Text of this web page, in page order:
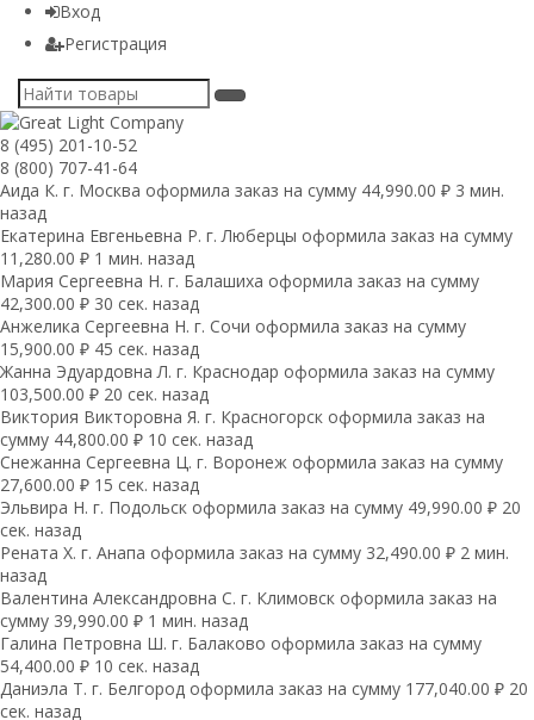
Вход
Регистрация
8 (495) 201-10-52
8 (800) 707-41-64
Аида К. г. Москва оформила заказ на сумму 44,990.00 ₽ 3 мин.
назад
Екатерина Евгеньевна Р. г. Люберцы оформила заказ на сумму
11,280.00 ₽ 1 мин. назад
Мария Сергеевна H. г. Балашиха оформила заказ на сумму
42,300.00 ₽ 30 сек. назад
Анжелика Сергеевна Н. г. Сочи оформила заказ на сумму
15,900.00 ₽ 45 сек. назад
Жанна Эдуардовна Л. г. Краснодар оформила заказ на сумму
103,500.00 ₽ 20 сек. назад
Виктория Викторовна Я. г. Красногорск оформила заказ на
сумму 44,800.00 ₽ 10 сек. назад
Снежанна Сергеевна Ц. г. Воронеж оформила заказ на сумму
27,600.00 ₽ 15 сек. назад
Эльвира Н. г. Подольск оформила заказ на сумму 49,990.00 ₽ 20
сек. назад
Рената Х. г. Анапа оформила заказ на сумму 32,490.00 ₽ 2 мин.
назад
Валентина Александровна С. г. Климовск оформила заказ на
сумму 39,990.00 ₽ 1 мин. назад
Галина Петровна Ш. г. Балаково оформила заказ на сумму
54,400.00 ₽ 10 сек. назад
Даниэла Т. г. Белгород оформила заказ на сумму 177,040.00 ₽ 20
сек. назад